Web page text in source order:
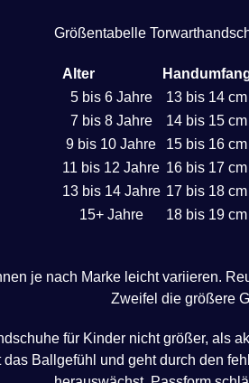
Größentabelle
Alter
5 bis 6 Jahre
13 bis 14 cm
7 bis 8 Jahre
14 bis 15 cm
9 bis 10 Jahre
15 bis 16 cm
11 bis 12 Jahre 16 bis 17 cm
13 bis 14 Jahre 17 bis 18 cm
15+ Jahre
18 bis 19 cm
je nach Marke leicht variieren.
Zweifel die größere
für Kinder nicht größer, als
das Ballgefühl und geht durch den